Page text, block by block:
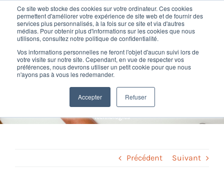
Ce site web stocke des cookies sur votre ordinateur. Ces cookies
permettent d'améliorer votre expérience de site web et de fournir des
services plus personnalisés, à la fois sur ce site et via d'autres
médias. Pour obtenir plus d'informations sur les cookies que nous
utilisons, consultez notre politique de confidentialité.
Vos informations personnelles ne feront l'objet d'aucun suivi lors de
votre visite sur notre site. Cependant, en vue de respecter vos
préférences, nous devrons utiliser un petit cookie pour que nous
n'ayons pas à vous les redemander.
Accepter Refuser
Passer
contenu
Nos offres
Formation
Nos clients
Fortify
Témoignage d’Amandine
Viale, DAF, PRIMX
Technologies
Témoignages»Témoignage d’Amandine Viale, DAF, PRIMX
Technologies
Précédent Suivant